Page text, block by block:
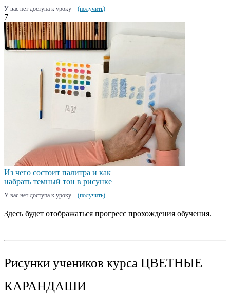
У вас нет доступа к уроку (получить)
7
Из чего состоит палитра и как
набрать темный тон в рисунке
У вас нет доступа к уроку (получить)
Здесь будет отображаться прогресс прохождения обучения.
Рисунки учеников курса ЦВЕТНЫЕ
КАРАНДАШИ